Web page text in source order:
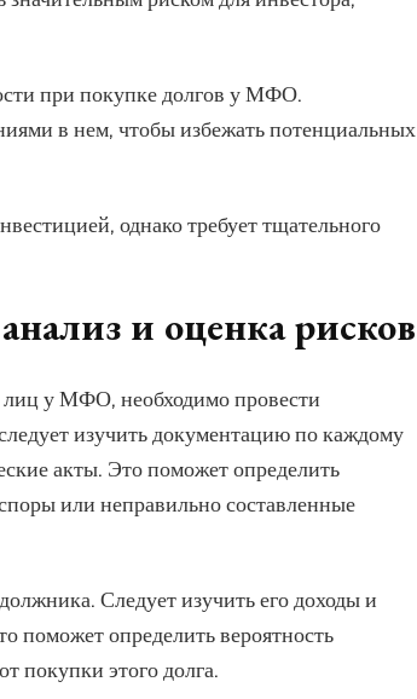
при покупке долгов у МФО.
в нем, чтобы избежать потенциальных
однако требует тщательного
и оценка рисков
лиц у МФО, необходимо провести
изучить документацию по каждому
акты. Это поможет определить
или неправильно составленные
Следует изучить его доходы и
поможет определить вероятность
покупки этого долга.